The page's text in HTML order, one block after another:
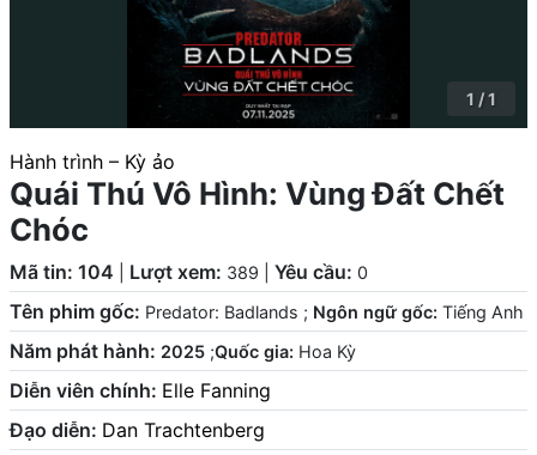
1 / 1
Hành trình – Kỳ ảo
Quái Thú Vô Hình: Vùng Đất Chết
Chóc
Mã tin: 104 Lượt xem: 389 Yêu cầu: 0
Tên phim gốc: Predator: Badlands ; Ngôn ngữ gốc: Tiếng Anh
Năm phát hành: 2025 ;Quốc gia: Hoa Kỳ
Diễn viên chính: Elle Fanning
Đạo diễn: Dan Trachtenberg